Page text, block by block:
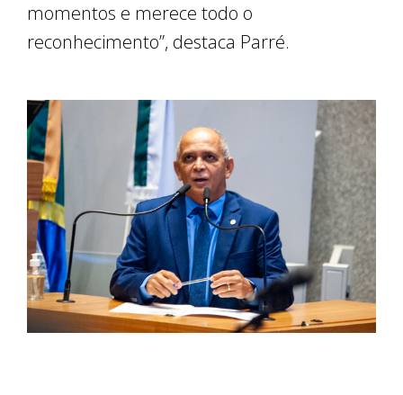
momentos e merece todo o
reconhecimento”, destaca Parré.